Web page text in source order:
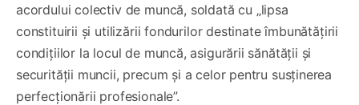
acordului colectiv de muncă, soldată cu „lipsa
constituirii și utilizării fondurilor destinate îmbunătățirii
condițiilor la locul de muncă, asigurării sănătății și
securității muncii, precum și a celor pentru susținerea
perfecționării profesionale”.